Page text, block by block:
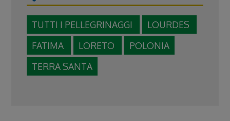
TUTTI I PELLEGRINAGGI
LOURDES
FATIMA
LORETO
POLONIA
TERRA SANTA